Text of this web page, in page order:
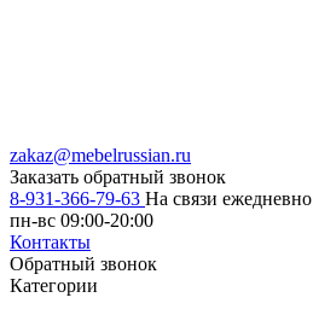
zakaz@mebelrussian.ru
Заказать обратный звонок
8-931-366-79-63 На связи ежедневно
пн-вс 09:00-20:00
Контакты
Обратный звонок
Категории